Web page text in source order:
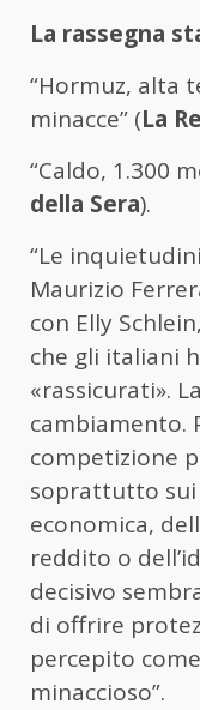
La rassegna
“Hormuz, alta
minacce” (La
“Caldo, 1.300
della Sera).
“Le
Maurizio
con Elly
che gli italiani
«rassicurati».
cambiamento.
competizione
soprattutto sui
economica,
reddito o
decisivo
di offrire
percepito
minaccioso”.